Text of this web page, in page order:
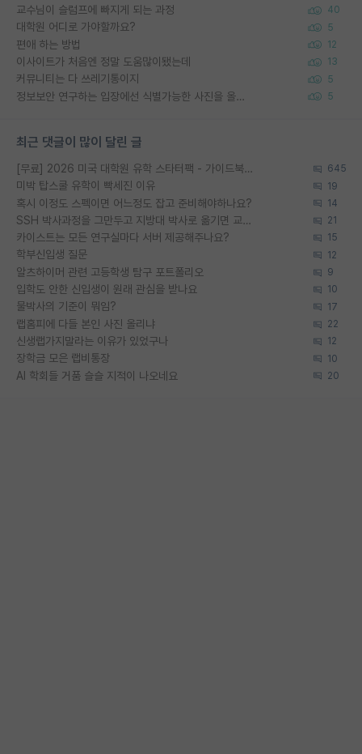
교수님이 슬럼프에 빠지게 되는 과정 40
대학원 어디로 가야할까요? 5
편애 하는 방법 12
이사이트가 처음엔 정말 도움많이됐는데 13
커뮤니티는 다 쓰레기통이지 5
정보보안 연구하는 입장에선 식별가능한 사진을 올리는건 비추이긴함 5
최근 댓글이 많이 달린 글
[무료] 2026 미국 대학원 유학 스타터팩 - 가이드북 & 합격자 컨택메일 템플릿 645
미박 탑스쿨 유학이 빡세진 이유 19
혹시 이정도 스펙이면 어느정도 잡고 준비해야하나요? 14
SSH 박사과정을 그만두고 지방대 박사로 옮기면 교수의 꿈은 끝일까요? 21
카이스트는 모든 연구실마다 서버 제공해주나요? 15
학부신입생 질문 12
알츠하이머 관련 고등학생 탐구 포트폴리오 9
입학도 안한 신입생이 원래 관심을 받나요 10
물박사의 기준이 뭐임? 17
랩홈피에 다들 본인 사진 올리냐 22
신생랩가지말라는 이유가 있었구나 12
장학금 모은 랩비통장 10
AI 학회들 거품 슬슬 지적이 나오네요 20